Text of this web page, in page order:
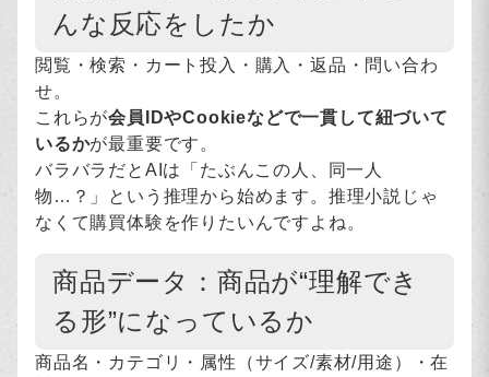
んな反応をしたか
閲覧・検索・カート投入・購入・返品・問い合わ
せ。
これらが会員IDやCookieなどで一貫して紐づいて
いるかが最重要です。
バラバラだとAIは「たぶんこの人、同一人
物…？」という推理から始めます。推理小説じゃ
なくて購買体験を作りたいんですよね。
商品データ：商品が“理解でき
る形”になっているか
商品名・カテゴリ・属性（サイズ/素材/用途）・在